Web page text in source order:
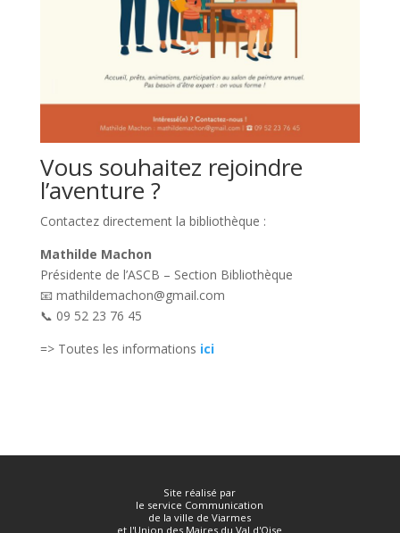
Vous souhaitez rejoindre
l’aventure ?
Contactez directement la bibliothèque :
Mathilde Machon
Présidente de l’ASCB – Section Bibliothèque
📧 mathildemachon@gmail.com
📞 09 52 23 76 45
=> Toutes les informations ici
Site réalisé par
le service Communication
de la ville de Viarmes
et l'Union des Maires du Val d'Oise